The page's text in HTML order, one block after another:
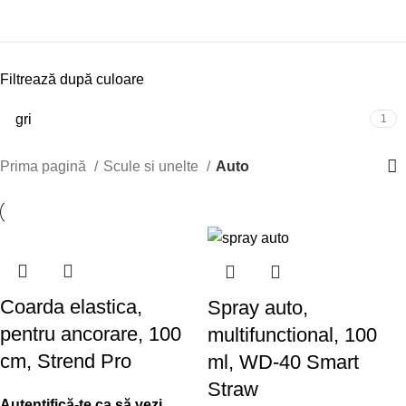
Filtrează după culoare
gri 1
Prima pagină Scule si unelte Auto
Coarda elastica,
pentru ancorare, 100
cm, Strend Pro
Spray auto,
multifunctional, 100
ml, WD-40 Smart
Straw